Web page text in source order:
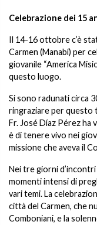
Celebrazione dei 15
Il 14-16 ottobre c’è
Carmen (Manabí) per
giovanile “America
questo luogo.
Si sono radunati circa
ringraziare per questo
Fr. José Díaz Pérez
è di tenere vivo nei
missione che aveva il
Nei tre giorni
momenti intensi di
vari temi. La
città del Carmen, che
Comboniani, e la